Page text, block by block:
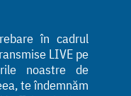
în cadrul
LIVE pe
noastre de
te îndemnăm